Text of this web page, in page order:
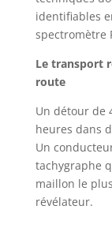
identifiables
spectromètre
Le transport
route
Un détour de
heures dans
Un
tachygraphe
maillon le
révélateur.